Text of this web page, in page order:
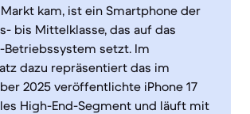
kam, ist ein Smartphone der
bis Mittelklasse, das auf das
Betriebssystem setzt. Im
dazu repräsentiert das im
2025 veröffentlichte iPhone 17
High-End-Segment und läuft mit